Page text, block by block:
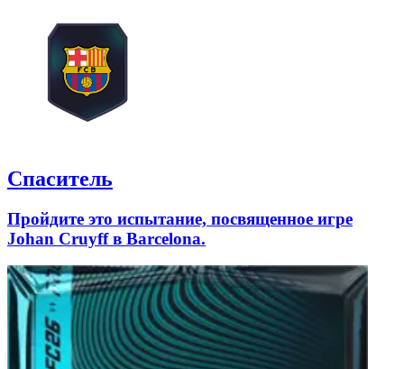
Спаситель
Пройдите это испытание, посвященное игре
Johan Cruyff в Barcelona.